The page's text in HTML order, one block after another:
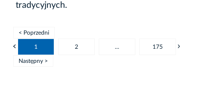
tradycyjnych.
< Poprzedni
1 2 ... 175
Następny >